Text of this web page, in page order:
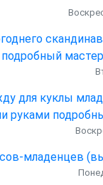
для куклы
руками
младенцев